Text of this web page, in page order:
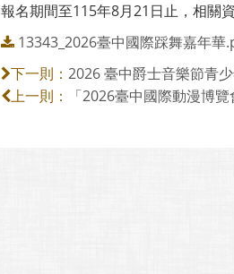
報名期間至115年8月21日止，相關
13343_2026臺中國際踩舞嘉年華
下一則： 2026 臺中爵士音樂節青
上一則：
「2026臺中國際動漫博